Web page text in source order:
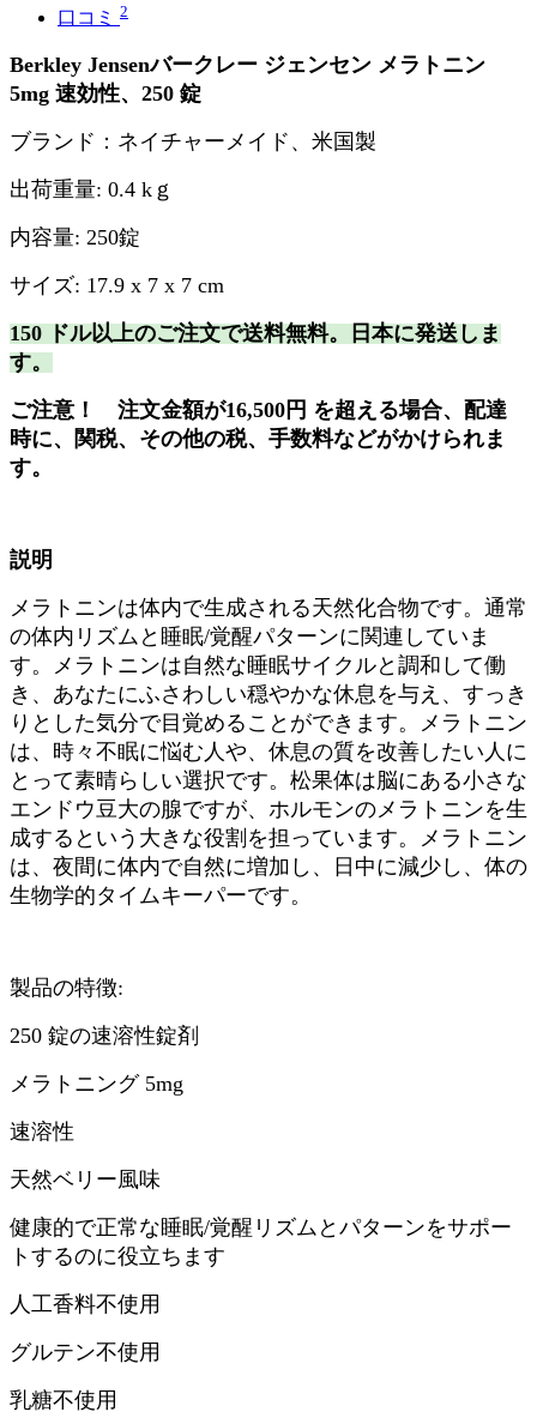
口コミ 2
Berkley Jensenバークレー ジェンセン メラトニン
5mg 速効性、250 錠
ブランド：ネイチャーメイド、米国製
出荷重量: 0.4 k ｇ
内容量: 250錠
サイズ: 17.9 x 7 x 7 cm
150 ドル以上のご注文で送料無料。
日本に発送しま
す。
ご注意！
注文金額が16,500 円 を超える場合、配達
時に、関税、その他の税、手数料などがかけられま
す。
説明
メラトニンは体内で生成される天然化合物です。通常
の体内リズムと睡眠/覚醒パターンに関連していま
す。メラトニンは自然な睡眠サイクルと調和して働
き、あなたにふさわしい穏やかな休息を与え、すっき
りとした気分で目覚めることができます。メラトニン
は、時々不眠に悩む人や、休息の質を改善したい人に
とって素晴らしい選択です。松果体は脳にある小さな
エンドウ豆大の腺ですが、ホルモンのメラトニンを生
成するという大きな役割を担っています。メラトニン
は、夜間に体内で自然に増加し、日中に減少し、体の
生物学的タイムキーパーです。
製品の特徴:
250 錠の速溶性錠剤
メラトニング 5mg
速溶性
天然ベリー風味
健康的で正常な睡眠/覚醒リズムとパターンをサポー
トするのに役立ちます
人工香料不使用
グルテン不使用
乳糖不使用